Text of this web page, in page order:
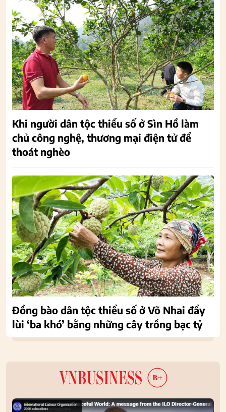
Khi người dân tộc thiểu số ở Sìn Hồ làm
chủ công nghệ, thương mại điện tử để
thoát nghèo
Đồng bào dân tộc thiểu số ở Võ Nhai đẩy
lùi ‘ba khó’ bằng những cây trồng bạc tỷ